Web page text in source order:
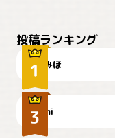
投稿ランキング
みほ
可愛い？
mi
🌻とむぎ！